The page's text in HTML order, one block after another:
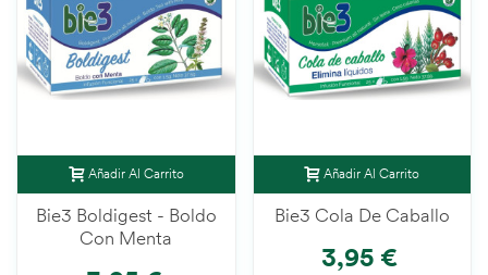
Añadir Al Carrito
Bie3 Boldigest - Boldo
Con Menta
Añadir Al Carrito
Bie3 Cola De Caballo
3,95 €